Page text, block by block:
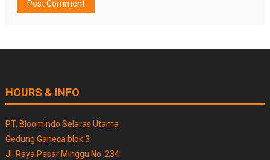
HOURS & INFO
PT. Bloomindo Selaras Utama
Gedung Ganeca blok 3
Jl. Raya Pasar Minggu No. 234